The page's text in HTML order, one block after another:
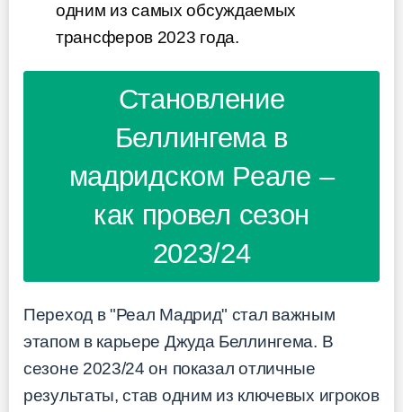
одним из самых обсуждаемых
трансферов 2023 года.
Становление
Беллингема в
мадридском Реале –
как провел сезон
2023/24
Переход в "Реал Мадрид" стал важным
этапом в карьере Джуда Беллингема. В
сезоне 2023/24 он показал отличные
результаты, став одним из ключевых игроков